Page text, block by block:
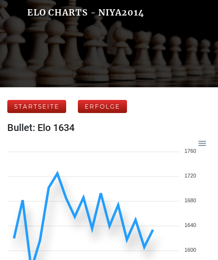
ELO CHARTS - NIYA2014
STARTSEITE ERFOLGE
Bullet: Elo 1634
1760
1720
1680
1640
1600